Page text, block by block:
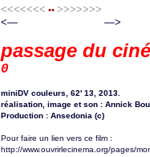
<<<<<<< •• >>>>>>>
<— —>
passage du
0
miniDV couleurs, 62' 13, 2013.
réalisation, image et son : Annick
Production : Ansedonia (c)
Pour faire un lien vers ce film :
http://www.ouvrirlecinema.org/pages/